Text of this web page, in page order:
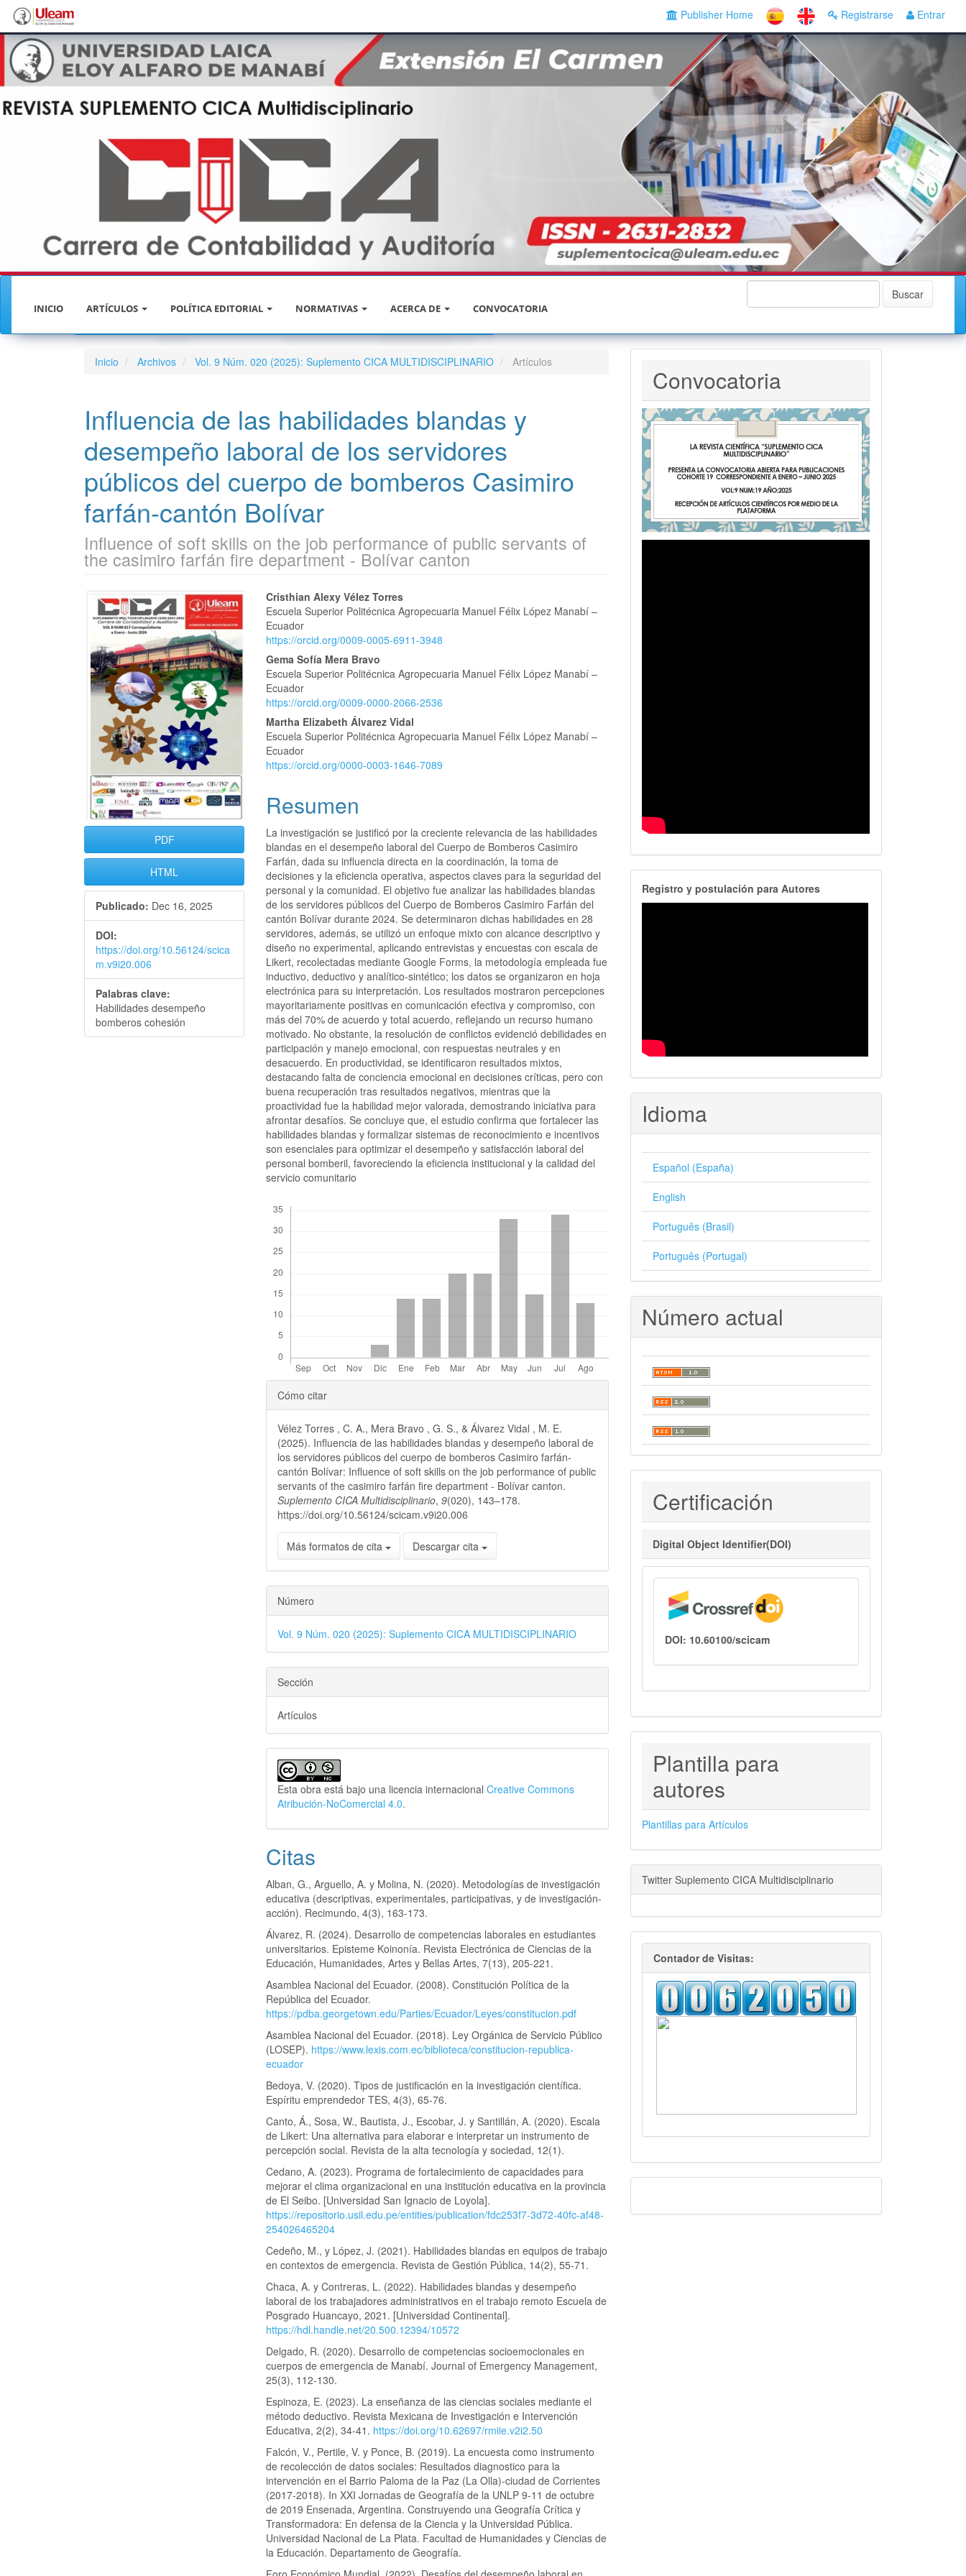
Navegación
principal
Contenido
principal
Barra
lateral
Publisher Home Registrarse Entrar
INICIO ARTÍCULOS
Números Anteriores
POLÍTICA EDITORIAL
Política de autoría
Retracciones, correcciones y manifestación de preocupaciones
Consentimiento informado para la publicación
Política de intercambio de datos
Política de acceso abierto
Derechos de autor
Política anti-plagio
Declaración de privacidad
Política de archivos
Declaración de privacidad
Política de género
Disponibilidad de datos
NORMATIVAS
Normas para autoras/es
Normativa de preservación
Frecuencia de publicaciones
ACERCA DE
Envíos
Contacto
CONVOCATORIA
Buscar
Inicio Archivos Vol. 9 Núm. 020 (2025): Suplemento CICA MULTIDISCIPLINARIO Artículos
Influencia de las habilidades blandas y
desempeño laboral de los servidores
públicos del cuerpo de bomberos Casimiro
farfán-cantón Bolívar
Influence of soft skills on the job performance of public servants of
the casimiro farfán fire department - Bolívar canton
Barra
lateral
del
artículo
PDF
HTML
Publicado: Dec 16, 2025
DOI:
https://doi.org/10.56124/scica
m.v9i20.006
Palabras clave:
Habilidades desempeño
bomberos cohesión
Contenido
principal
del
artículo
Cristhian Alexy Vélez Torres
Escuela Superior Politécnica Agropecuaria Manuel Félix López Manabí –
Ecuador
https://orcid.org/0009-0005-6911-3948
Gema Sofía Mera Bravo
Escuela Superior Politécnica Agropecuaria Manuel Félix López Manabí –
Ecuador
https://orcid.org/0009-0000-2066-2536
Martha Elizabeth Álvarez Vidal
Escuela Superior Politécnica Agropecuaria Manuel Félix López Manabí –
Ecuador
https://orcid.org/0000-0003-1646-7089
Resumen
La investigación se justificó por la creciente relevancia de las habilidades
blandas en el desempeño laboral del Cuerpo de Bomberos Casimiro
Farfán, dada su influencia directa en la coordinación, la toma de
decisiones y la eficiencia operativa, aspectos claves para la seguridad del
personal y la comunidad. El objetivo fue analizar las habilidades blandas
de los servidores públicos del Cuerpo de Bomberos Casimiro Farfán del
cantón Bolívar durante 2024. Se determinaron dichas habilidades en 28
servidores, además, se utilizó un enfoque mixto con alcance descriptivo y
diseño no experimental, aplicando entrevistas y encuestas con escala de
Likert, recolectadas mediante Google Forms, la metodología empleada fue
inductivo, deductivo y analítico-sintético; los datos se organizaron en hoja
electrónica para su interpretación. Los resultados mostraron percepciones
mayoritariamente positivas en comunicación efectiva y compromiso, con
más del 70% de acuerdo y total acuerdo, reflejando un recurso humano
motivado. No obstante, la resolución de conflictos evidenció debilidades en
participación y manejo emocional, con respuestas neutrales y en
desacuerdo. En productividad, se identificaron resultados mixtos,
destacando falta de conciencia emocional en decisiones críticas, pero con
buena recuperación tras resultados negativos, mientras que la
proactividad fue la habilidad mejor valorada, demostrando iniciativa para
afrontar desafíos. Se concluye que, el estudio confirma que fortalecer las
habilidades blandas y formalizar sistemas de reconocimiento e incentivos
son esenciales para optimizar el desempeño y satisfacción laboral del
personal bomberil, favoreciendo la eficiencia institucional y la calidad del
servicio comunitario
Detalles
del
artículo
Cómo citar
Vélez Torres , C. A., Mera Bravo , G. S., & Álvarez Vidal , M. E.
(2025). Influencia de las habilidades blandas y desempeño laboral de
los servidores públicos del cuerpo de bomberos Casimiro farfán-
cantón Bolívar: Influence of soft skills on the job performance of public
servants of the casimiro farfán fire department - Bolívar canton.
Suplemento CICA Multidisciplinario,9(020), 143–178.
https://doi.org/10.56124/scicam.v9i20.006
Más formatos de cita Descargar cita
Número
Vol. 9 Núm. 020 (2025): Suplemento CICA MULTIDISCIPLINARIO
Sección
Artículos
Esta obra está bajo una licencia internacionalCreative Commons
Atribución-NoComercial 4.0.
Citas
Alban, G., Arguello, A. y Molina, N. (2020). Metodologías de investigación
educativa (descriptivas, experimentales, participativas, y de investigación-
acción). Recimundo, 4(3), 163-173.
Álvarez, R. (2024). Desarrollo de competencias laborales en estudiantes
universitarios. Episteme Koinonía. Revista Electrónica de Ciencias de la
Educación, Humanidades, Artes y Bellas Artes, 7(13), 205-221.
Asamblea Nacional del Ecuador. (2008). Constitución Política de la
República del Ecuador.
https://pdba.georgetown.edu/Parties/Ecuador/Leyes/constitucion.pdf
Asamblea Nacional del Ecuador. (2018). Ley Orgánica de Servicio Público
(LOSEP). https://www.lexis.com.ec/biblioteca/constitucion-republica-
ecuador
Bedoya, V. (2020). Tipos de justificación en la investigación científica.
Espíritu emprendedor TES, 4(3), 65-76.
Canto, Á., Sosa, W., Bautista, J., Escobar, J. y Santillán, A. (2020). Escala
de Likert: Una alternativa para elaborar e interpretar un instrumento de
percepción social. Revista de la alta tecnología y sociedad, 12(1).
Cedano, A. (2023). Programa de fortalecimiento de capacidades para
mejorar el clima organizacional en una institución educativa en la provincia
de El Seibo. [Universidad San Ignacio de Loyola].
https://repositorio.usil.edu.pe/entities/publication/fdc253f7-3d72-40fc-af48-
254026465204
Cedeño, M., y López, J. (2021). Habilidades blandas en equipos de trabajo
en contextos de emergencia. Revista de Gestión Pública, 14(2), 55-71.
Chaca, A. y Contreras, L. (2022). Habilidades blandas y desempeño
laboral de los trabajadores administrativos en el trabajo remoto Escuela de
Posgrado Huancayo, 2021. [Universidad Continental].
https://hdl.handle.net/20.500.12394/10572
Delgado, R. (2020). Desarrollo de competencias socioemocionales en
cuerpos de emergencia de Manabí. Journal of Emergency Management,
25(3), 112-130.
Espinoza, E. (2023). La enseñanza de las ciencias sociales mediante el
método deductivo. Revista Mexicana de Investigación e Intervención
Educativa, 2(2), 34-41. https://doi.org/10.62697/rmiie.v2i2.50
Falcón, V., Pertile, V. y Ponce, B. (2019). La encuesta como instrumento
de recolección de datos sociales: Resultados diagnostico para la
intervención en el Barrio Paloma de la Paz (La Olla)-ciudad de Corrientes
(2017-2018). In XXI Jornadas de Geografía de la UNLP 9-11 de octubre
de 2019 Ensenada, Argentina. Construyendo una Geografía Crítica y
Transformadora: En defensa de la Ciencia y la Universidad Pública.
Universidad Nacional de La Plata. Facultad de Humanidades y Ciencias de
la Educación. Departamento de Geografía.
Convocatoria
Convocatoria
RegistroAutores
Registro y postulación para Autores
Idioma
Español (España)
English
Português (Brasil)
Português (Portugal)
Número actual
Certificaciones
Certificación
Digital Object Identifier(DOI)
DOI: 10.60100/scicam
PLANTILLAS
PARA
AUTORES
Plantilla para
autores
Plantillas para Artículos
Twitter Suplemento CICA Multidisciplinario
visitas
Contador de Visitas: